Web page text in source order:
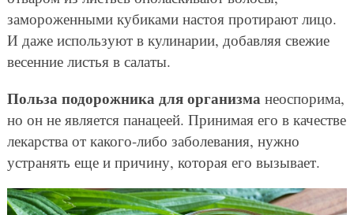
замороженными кубиками настоя протирают лицо.
И даже используют в кулинарии, добавляя свежие
весенние листья в салаты.
Польза подорожника для организманеоспорима,
но он не является панацеей. Принимая его в качестве
лекарства от какого-либо заболевания, нужно
устранять еще и причину, которая его вызывает.